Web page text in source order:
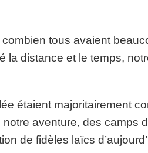
tous avaient
la distance et le temps,
étaient majoritairement
aventure, des camps
de fidèles laïcs